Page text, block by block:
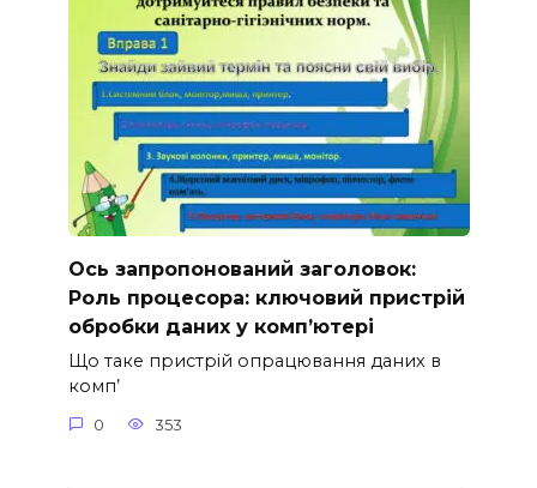
Ось запропонований заголовок:
Роль процесора: ключовий пристрій
обробки даних у комп’ютері
Що таке пристрій опрацювання даних в
комп’
0 353